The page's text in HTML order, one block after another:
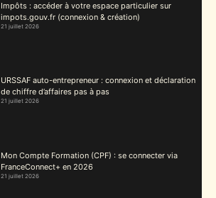
Impôts : accéder à votre espace particulier sur
impots.gouv.fr (connexion & création)
21 juillet 2026
URSSAF auto-entrepreneur : connexion et déclaration
de chiffre d’affaires pas à pas
21 juillet 2026
Mon Compte Formation (CPF) : se connecter via
FranceConnect+ en 2026
21 juillet 2026